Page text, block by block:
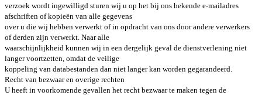
verzoek wordt ingewilligd sturen wij u op het bij ons bekende e-mailadres
afschriften of kopieën van alle gegevens
over u die wij hebben verwerkt of in opdracht van ons door andere verwerkers
of derden zijn verwerkt. Naar alle
waarschijnlijkheid kunnen wij in een dergelijk geval de dienstverlening niet
langer voortzetten, omdat de veilige
koppeling van databestanden dan niet langer kan worden gegarandeerd.
Recht van bezwaar en overige rechten
U heeft in voorkomende gevallen het recht bezwaar te maken tegen de